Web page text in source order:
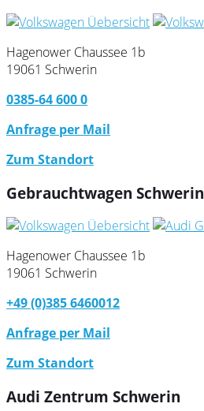
Hagenower Chaussee 1b
19061 Schwerin
0385-64 600 0
Anfrage per Mail
Zum Standort
Gebrauchtwagen Schwerin
Hagenower Chaussee 1b
19061 Schwerin
+49 (0)385 6460012
Anfrage per Mail
Zum Standort
Audi Zentrum Schwerin